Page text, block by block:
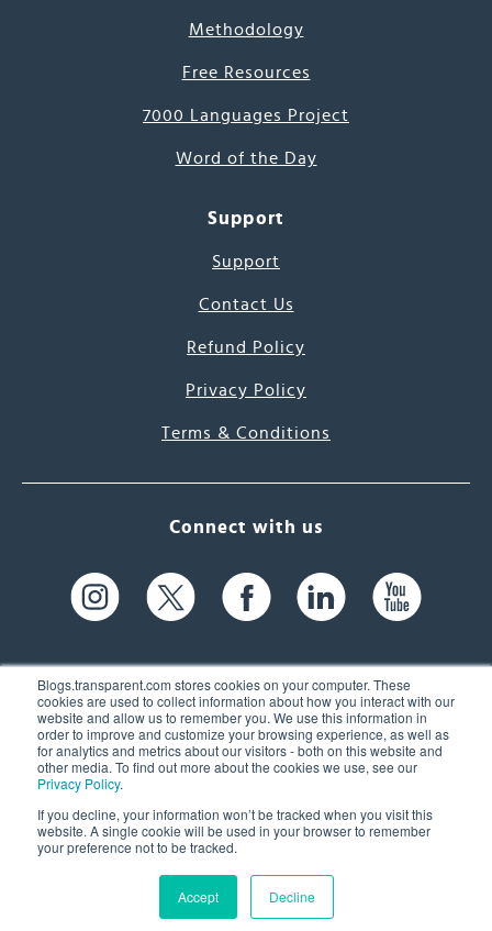
Blogs.transparent.com stores cookies on your computer. These
cookies are used to collect information about how you interact with our
website and allow us to remember you. We use this information in
order to improve and customize your browsing experience, as well as
for analytics and metrics about our visitors - both on this website and
other media. To find out more about the cookies we use, see our
Privacy Policy.
If you decline, your information won’t be tracked when you visit this
website. A single cookie will be used in your browser to remember
your preference not to be tracked.
Accept Decline
Methodology
Free Resources
7000 Languages Project
Word of the Day
Support
Support
Contact Us
Refund Policy
Privacy Policy
Terms & Conditions
Connect with us
61 Spit Brook Rd, Suite 104,
Nashua, NH 03060 USA
(603) 262-6300
© 2026 Transparent Language, Inc. All Rights Reserved.